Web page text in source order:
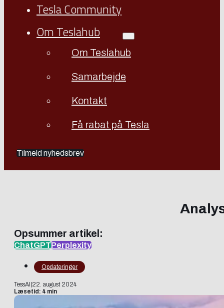
Tesla Community
Om Teslahub
Om Teslahub
Samarbejde
Kontakt
Få rabat på Tesla
Tilmeld nyhedsbrev
Opsummer artikel:
ChatGPTPerplexity
Opdateringer
TessAI 22. august 2024
Læsetid: 4 min